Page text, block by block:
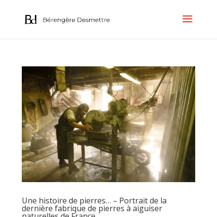
Une histoire de pierres… – Portrait de la
dernière fabrique de pierres à aiguiser